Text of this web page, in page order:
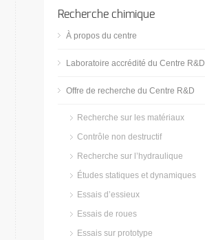
Recherche chimique
À propos du centre
Laboratoire accrédité du Centre R&D
Offre de recherche du Centre R&D
Recherche sur les matériaux
Contrôle non destructif
Recherche sur l’hydraulique
Études statiques et dynamiques
Essais d’essieux
Essais de roues
Essais sur prototype